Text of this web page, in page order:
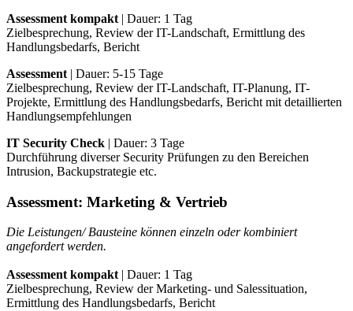
Assessment kompakt | Dauer: 1 Tag
Zielbesprechung, Review der IT-Landschaft, Ermittlung des
Handlungsbedarfs, Bericht
Assessment | Dauer: 5-15 Tage
Zielbesprechung, Review der IT-Landschaft, IT-Planung, IT-
Projekte, Ermittlung des Handlungsbedarfs, Bericht mit detaillierten
Handlungsempfehlungen
IT Security Check | Dauer: 3 Tage
Durchführung diverser Security Prüfungen zu den Bereichen
Intrusion, Backupstrategie etc.
Assessment: Marketing & Vertrieb
Die Leistungen/ Bausteine können einzeln oder kombiniert
angefordert werden.
Assessment kompakt | Dauer: 1 Tag
Zielbesprechung, Review der Marketing- und Salessituation,
Ermittlung des Handlungsbedarfs, Bericht